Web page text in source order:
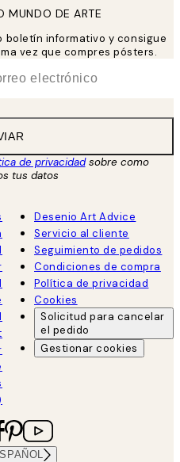
MUNDO DE ARTE
informativo y consigue
vez que compres pósters.
de privacidadsobre como
tus datos
Desenio Art Advice
Servicio al cliente
Seguimiento de pedidos
Condiciones de compra
Política de privacidad
Cookies
Solicitud para cancelar
el pedido
Gestionar cookies